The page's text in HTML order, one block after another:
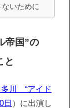
いために
帝国”の
と
多川 “アイド
日 ）に出演し